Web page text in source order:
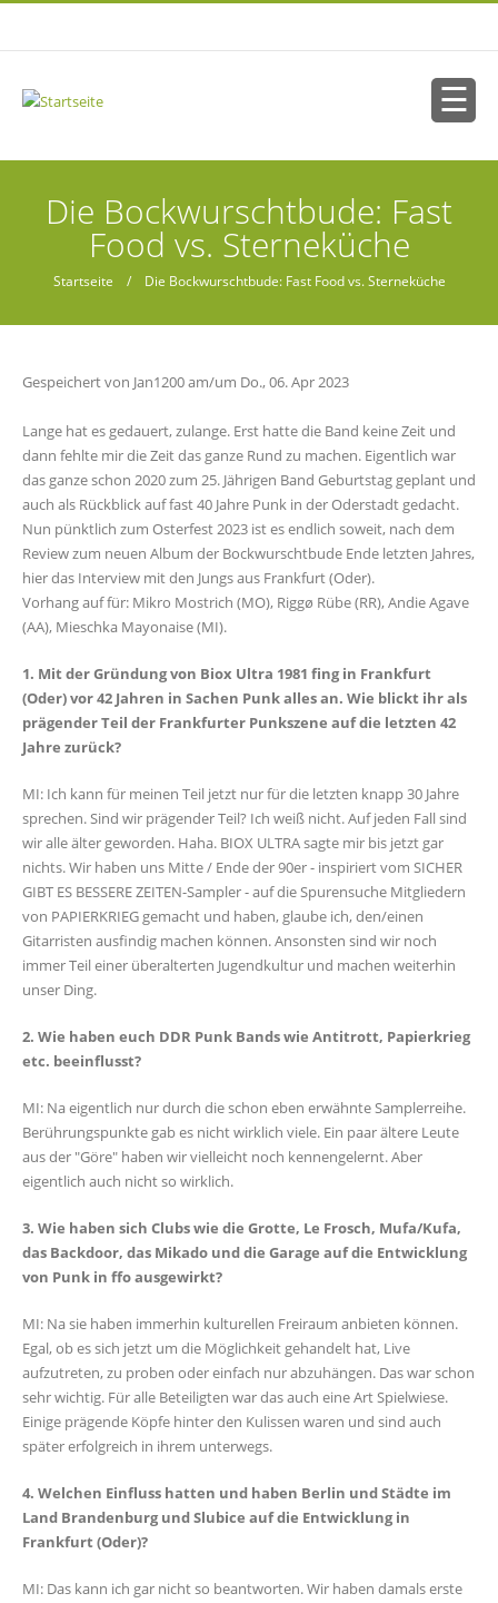
Die Bockwurschtbude: Fast
Food vs. Sterneküche
Startseite / Die Bockwurschtbude: Fast Food vs. Sterneküche
Gespeichert von Jan1200am/um Do., 06. Apr 2023
Lange hat es gedauert, zulange. Erst hatte die Band keine Zeit und
dann fehlte mir die Zeit das ganze Rund zu machen. Eigentlich war
das ganze schon 2020 zum 25. Jährigen Band Geburtstag geplant und
auch als Rückblick auf fast 40 Jahre Punk in der Oderstadt gedacht.
Nun pünktlich zum Osterfest 2023 ist es endlich soweit, nach dem
Review zum neuen Album der Bockwurschtbude Ende letzten Jahres,
hier das Interview mit den Jungs aus Frankfurt (Oder).
Vorhang auf für: Mikro Mostrich (MO), Riggø Rübe (RR), Andie Agave
(AA), Mieschka Mayonaise (MI).
1. Mit der Gründung von Biox Ultra 1981 fing in Frankfurt
(Oder) vor 42 Jahren in Sachen Punk alles an. Wie blickt ihr als
prägender Teil der Frankfurter Punkszene auf die letzten 42
Jahre zurück?
MI: Ich kann für meinen Teil jetzt nur für die letzten knapp 30 Jahre
sprechen. Sind wir prägender Teil? Ich weiß nicht. Auf jeden Fall sind
wir alle älter geworden. Haha. BIOX ULTRA sagte mir bis jetzt gar
nichts. Wir haben uns Mitte / Ende der 90er - inspiriert vom SICHER
GIBT ES BESSERE ZEITEN-Sampler - auf die Spurensuche Mitgliedern
von PAPIERKRIEG gemacht und haben, glaube ich, den/einen
Gitarristen ausfindig machen können. Ansonsten sind wir noch
immer Teil einer überalterten Jugendkultur und machen weiterhin
unser Ding.
2. Wie haben euch DDR Punk Bands wie Antitrott, Papierkrieg
etc. beeinflusst?
MI: Na eigentlich nur durch die schon eben erwähnte Samplerreihe.
Berührungspunkte gab es nicht wirklich viele. Ein paar ältere Leute
aus der "Göre" haben wir vielleicht noch kennengelernt. Aber
eigentlich auch nicht so wirklich.
3. Wie haben sich Clubs wie die Grotte, Le Frosch, Mufa/Kufa,
das Backdoor, das Mikado und die Garage auf die Entwicklung
von Punk in ffo ausgewirkt?
MI: Na sie haben immerhin kulturellen Freiraum anbieten können.
Egal, ob es sich jetzt um die Möglichkeit gehandelt hat, Live
aufzutreten, zu proben oder einfach nur abzuhängen. Das war schon
sehr wichtig. Für alle Beteiligten war das auch eine Art Spielwiese.
Einige prägende Köpfe hinter den Kulissen waren und sind auch
später erfolgreich in ihrem unterwegs.
4. Welchen Einfluss hatten und haben Berlin und Städte im
Land Brandenburg und Slubice auf die Entwicklung in
Frankfurt (Oder)?
MI: Das kann ich gar nicht so beantworten. Wir haben damals erste